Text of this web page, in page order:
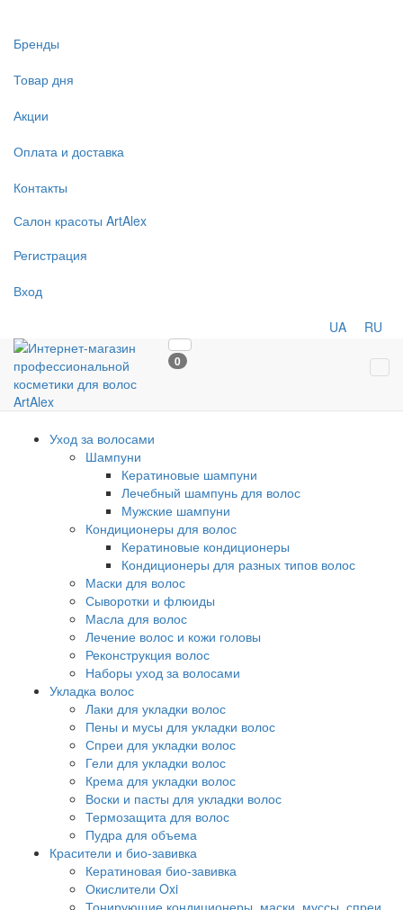
Бренды
Товар дня
Акции
Оплата и доставка
Контакты
Салон красоты ArtAlex
Регистрация
Вход
UA RU
0
Уход за волосами
Шампуни
Кератиновые шампуни
Лечебный шампунь для волос
Мужские шампуни
Кондиционеры для волос
Кератиновые кондиционеры
Кондиционеры для разных типов волос
Маски для волос
Сыворотки и флюиды
Масла для волос
Лечение волос и кожи головы
Реконструкция волос
Наборы уход за волосами
Укладка волос
Лаки для укладки волос
Пены и мусы для укладки волос
Спреи для укладки волос
Гели для укладки волос
Крема для укладки волос
Воски и пасты для укладки волос
Термозащита для волос
Пудра для объема
Красители и био-завивка
Кератиновая био-завивка
Окислители Oxi
Тонирующие кондиционеры, маски, муссы, спреи